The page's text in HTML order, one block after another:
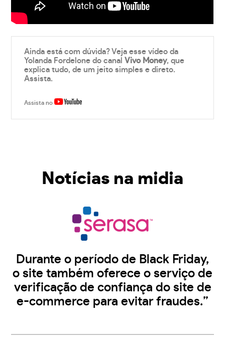
Ainda está com dúvida? Veja esse vídeo da
Yolanda Fordelone do canalVivo Money, que
explica tudo, de um jeito simples e direto.
Assista.
Assista no
Notícias na midia
Durante o período de Black Friday,
o site também oferece o serviço de
verificação de confiança do site de
e-commerce para evitar fraudes.”